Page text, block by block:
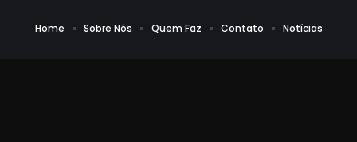
Home Sobre Nós Quem Faz Contato Notícias